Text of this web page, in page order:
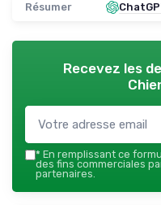
Résumer
Recevez les
* En remplissant ce
des fins commerciales
partenaires.